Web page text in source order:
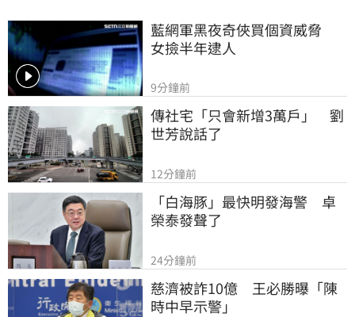
藍網軍黑夜奇俠買個資威脅
女撿半年逮人
9分鐘前
傳社宅「只會新增3萬戶」　劉
世芳說話了
12分鐘前
「白海豚」最快明發海警　卓
榮泰發聲了
24分鐘前
慈濟被詐10億　王必勝曝「陳
時中早示警」